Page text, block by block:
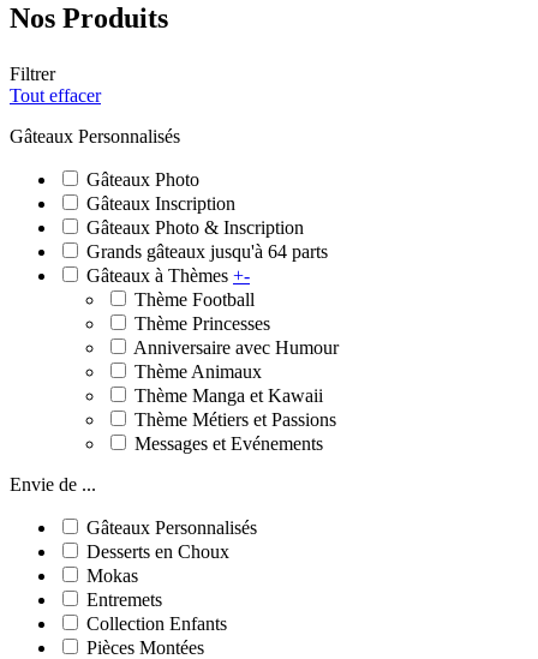
Nos Produits
Filtrer
Tout effacer
Gâteaux Personnalisés
Gâteaux Photo
Gâteaux Inscription
Gâteaux Photo & Inscription
Grands gâteaux jusqu'à 64 parts
Gâteaux à Thèmes +-
Thème Football
Thème Princesses
Anniversaire avec Humour
Thème Animaux
Thème Manga et Kawaii
Thème Métiers et Passions
Messages et Evénements
Envie de ...
Gâteaux Personnalisés
Desserts en Choux
Mokas
Entremets
Collection Enfants
Pièces Montées